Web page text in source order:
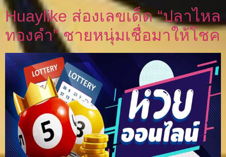
Huaylike ส่องเลขเด็ด “ปลาไหล
ทองคำ” ชายหนุ่มเชื่อมาให้โชค